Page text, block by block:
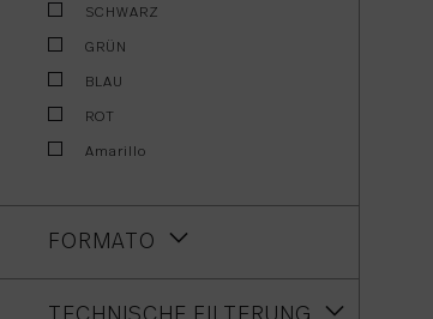
SCHWARZ
GRÜN
BLAU
ROT
Amarillo
FORMATO